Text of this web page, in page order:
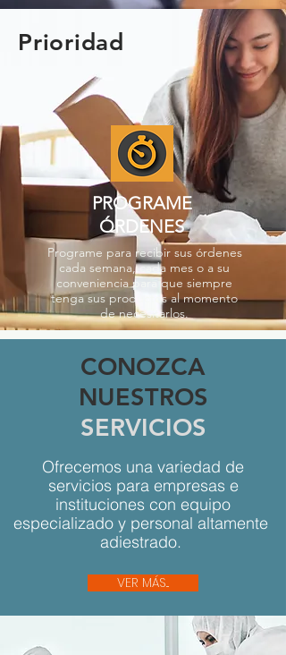
Prioridad
PROGRAME
ÓRDENES
Programe para recibir sus órdenes
cada semana, cada mes o a su
conveniencia para que siempre
tenga sus productos al momento
de necesitarlos.
CONOZCA
NUESTROS
SERVICIOS
Ofrecemos una variedad de
servicios para empresas e
instituciones con equipo
especializado y personal altamente
adiestrado.
VER MÁS...